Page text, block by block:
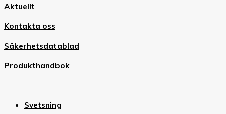
Aktuellt
Kontakta oss
Säkerhetsdatablad
Produkthandbok
Svetsning